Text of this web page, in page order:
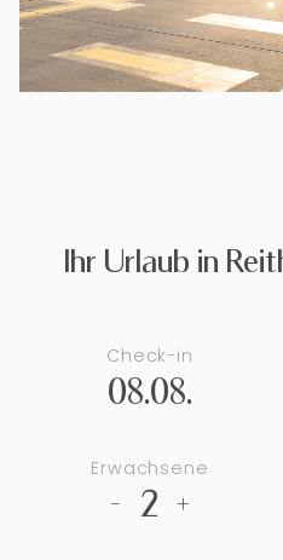
Ihr Urlaub in
Check-in
08.08.
Erwachsene
- 2 +